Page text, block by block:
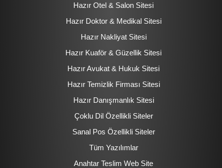
Hazır Otel & Salon Sitesi
Hazır Doktor & Medikal Sitesi
Hazır Nakliyat Sitesi
Hazır Kuaför & Güzellik Sitesi
Hazır Avukat & Hukuk Sitesi
Hazır Temizlik Firması Sitesi
Hazır Danışmanlık Sitesi
Çoklu Dil Özellikli Siteler
Sanal Pos Özellikli Siteler
Tüm Yazılımlar
Anahtar Teslim Web Site